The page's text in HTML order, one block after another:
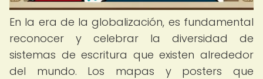
En la era de la globalización, es fundamental
reconocer y celebrar la diversidad de
sistemas de escritura que existen alrededor
del mundo. Los mapas y posters que